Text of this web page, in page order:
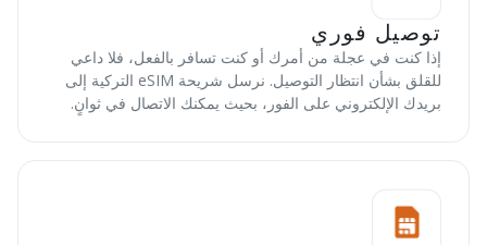
توصيل فوري
إذا كنت في عجلة من أمرك أو كنت تسافر بالفعل، فلا داعي
للقلق بشأن انتظار التوصيل. نرسل شريحة eSIM التركية إلى
بريدك الإلكتروني على الفور، بحيث يمكنك الاتصال في ثوانٍ.